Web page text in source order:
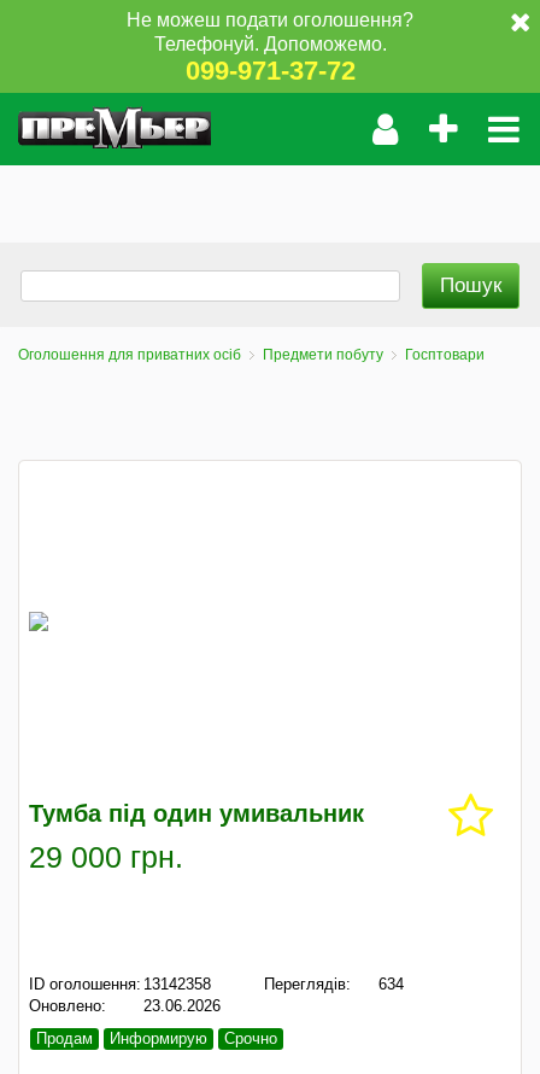
Не можеш подати оголошення?
Телефонуй. Допоможемо.
099-971-37-72
Оголошення для приватних осіб Предмети побуту Госптовари
Тумба під один умивальник
29 000 грн.
ID оголошення: 13142358
Оновлено:
23.06.2026
Переглядів: 634
Продам Информирую Срочно